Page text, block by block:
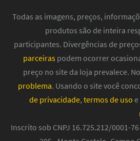
Todas as imagens, preços,
produtos são de inteira
participantes. Divergências de
parceiras podem ocorrer
preço no site da loja prevalece.
problema. Usando o site você
de privacidade, termos de uso
Inscrito sob CNPJ 16.725.212/0001-